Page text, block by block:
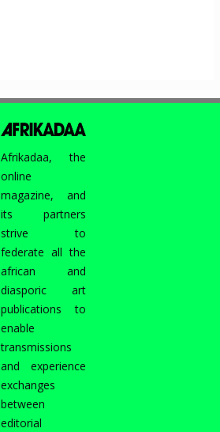
Afrikadaa, the
online
magazine, and
its partners
strive to
federate all the
african and
diasporic art
publications to
enable
transmissions
and experience
exchanges
between
editorial